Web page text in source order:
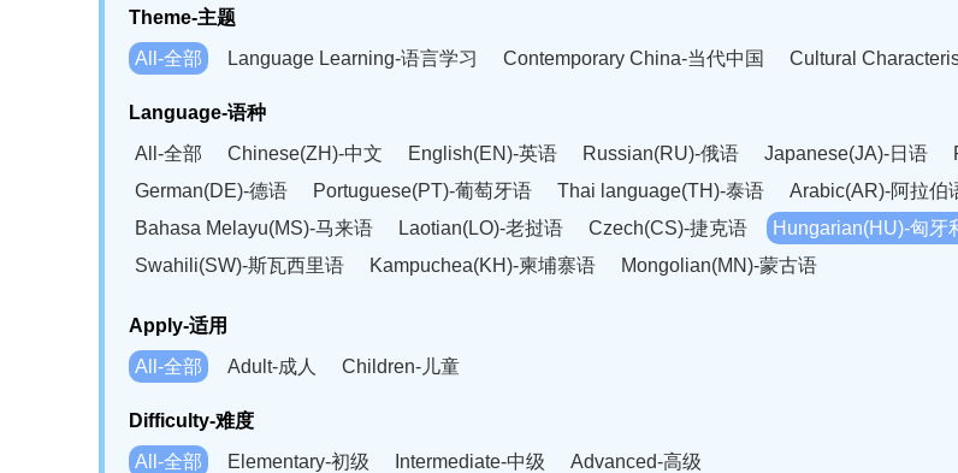
Theme-主题
All-全部
Language Learning-语言学习 Contemporary China-当代中国 Cultural
Language-语种
All-全部
Chinese(ZH)-中文 English(EN)-英语 Russian(RU)-俄语 Japanese(JA)-日语
German(DE)-德语
Portuguese(PT)-葡萄牙语 Thai language(TH)-泰语 Arabic(AR)-阿拉伯
Bahasa Melayu(MS)-马来语
Laotian(LO)-老挝语 Czech(CS)-捷克语 Hungarian(HU)-匈牙
Swahili(SW)-斯瓦西里语
Kampuchea(KH)-柬埔寨语 Mongolian(MN)-蒙古语
Apply-适用
All-全部
Adult-成人 Children-儿童
Difficulty-难度
All-全部
Elementary-初级 Intermediate-中级 Advanced-高级